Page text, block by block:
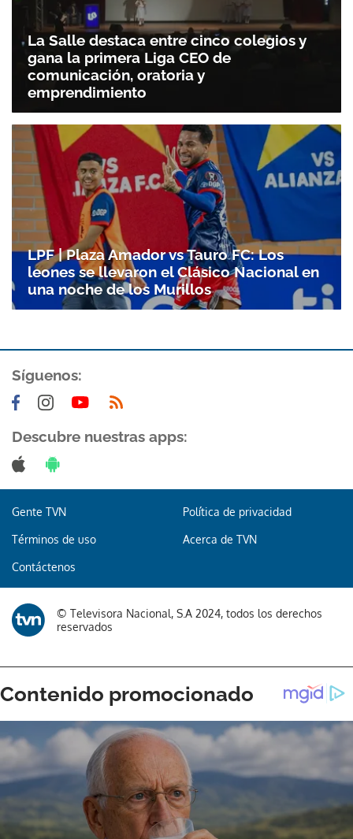
La Salle destaca entre cinco colegios y
gana la primera Liga CEO de
comunicación, oratoria y
emprendimiento
LPF | Plaza Amador vs Tauro FC: Los
leones se llevaron el Clásico Nacional en
una noche de los Murillos
Síguenos:
Descubre nuestras apps:
Gente TVN Política de privacidad
Términos de uso Acerca de TVN
Contáctenos
© Televisora Nacional, S.A 2024, todos los derechos
reservados